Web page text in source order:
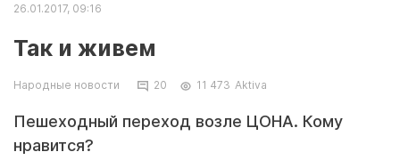
26.01.2017, 09:16
Так и живем
Народные новости 20 11 473 Aktiva
Пешеходный переход возле ЦОНА. Кому
нравится?